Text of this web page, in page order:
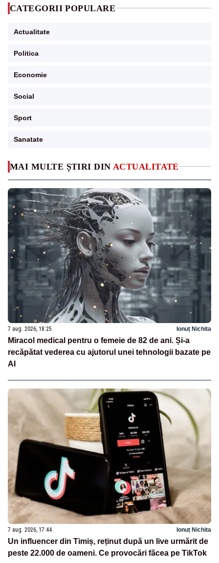
MAI MULTE ȘTIRI DIN ACTUALITATE
7 aug. 2026, 18:25 Ionuț Nichita
Miracol medical pentru o femeie de 82 de ani. Și-a
recăpătat vederea cu ajutorul unei tehnologii bazate pe
AI
7 aug. 2026, 17:44 Ionuț Nichita
Un influencer din Timiș, reținut după un live urmărit de
peste 22.000 de oameni. Ce provocări făcea pe TikTok
CATEGORII POPULARE
Actualitate
Politica
Economie
Social
Sport
Sanatate